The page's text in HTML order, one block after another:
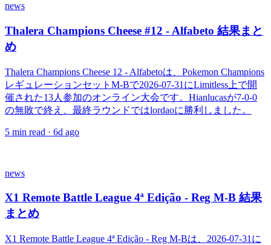
news
Thalera Champions Cheese #12 - Alfabeto 結果まと
め
Thalera Champions Cheese 12 - Alfabetoは、Pokemon Champions
レギュレーションセットM-Bで2026-07-31にLimitless上で開
催された13人参加のオンライン大会です。Hianlucasが7-0-0
の無敗で終え、最終ラウンドではlordaoに勝利しました。
5 min read · 6d ago
news
X1 Remote Battle League 4ª Edição - Reg M-B 結果
まとめ
X1 Remote Battle League 4ª Edição - Reg M-Bは、2026-07-31に